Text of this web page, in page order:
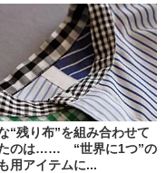
“残り布”を組み合わせて
のは…… “世界に1つ”の
用アイテムに...